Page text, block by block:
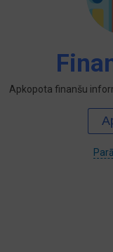
Apkopota finanšu